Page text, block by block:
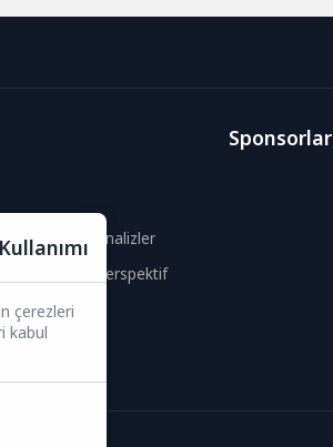
Güncel Analizler
Global Perspektif
Sponsorlar
çerezleri
kabul